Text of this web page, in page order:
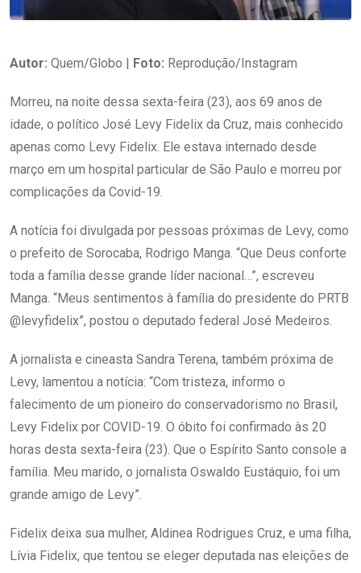
Autor: Quem/Globo | Foto: Reprodução/Instagram
Morreu, na noite dessa sexta-feira (23), aos 69 anos de
idade, o político José Levy Fidelix da Cruz, mais conhecido
apenas como Levy Fidelix. Ele estava internado desde
março em um hospital particular de São Paulo e morreu por
complicações da Covid-19.
A notícia foi divulgada por pessoas próximas de Levy, como
o prefeito de Sorocaba, Rodrigo Manga. “Que Deus conforte
toda a família desse grande líder nacional…”, escreveu
Manga. “Meus sentimentos à família do presidente do PRTB
@levyfidelix”, postou o deputado federal José Medeiros.
A jornalista e cineasta Sandra Terena, também próxima de
Levy, lamentou a notícia: “Com tristeza, informo o
falecimento de um pioneiro do conservadorismo no Brasil,
Levy Fidelix por COVID-19. O óbito foi confirmado às 20
horas desta sexta-feira (23). Que o Espírito Santo console a
família. Meu marido, o jornalista Oswaldo Eustáquio, foi um
grande amigo de Levy”.
Fidelix deixa sua mulher, Aldinea Rodrigues Cruz, e uma filha,
Lívia Fidelix, que tentou se eleger deputada nas eleições de